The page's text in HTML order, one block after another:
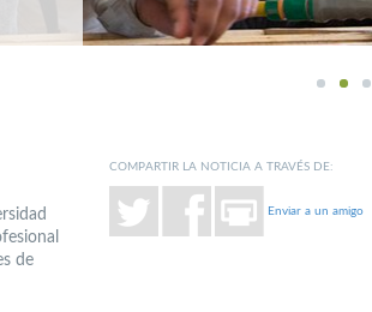
1 2 3
de
COMPARTIR LA NOTICIA A TRAVÉS DE:
Enviar a un amigo